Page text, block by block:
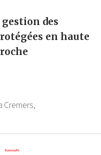
des
en haute
Cremers,